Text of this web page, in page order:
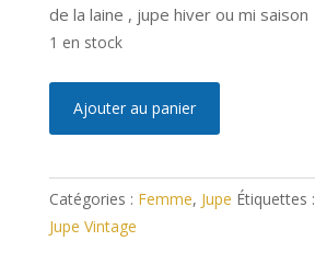
de la laine , jupe hiver ou mi saison
1 en stock
Plissée
Vintage
Ajouter au panier
e
r
Catégories : Femme, Jupe Étiquettes :
Jupe Vintage